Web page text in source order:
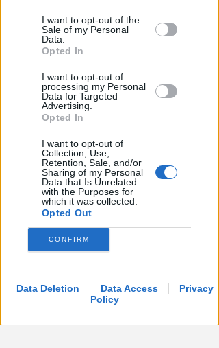
by us to third parties on the IAB’s List of
Downstream Participants that may
further disclose it to other third parties.
I want to opt-out of the
Sale of my Personal
Data.
Opted In
I want to opt-out of
processing my Personal
Data for Targeted
Advertising.
Opted In
I want to opt-out of
Collection, Use,
Retention, Sale, and/or
Sharing of my Personal
Data that Is Unrelated
with the Purposes for
which it was collected.
Opted Out
CONFIRM
Data Deletion Data Access
Privacy
Policy
MANUTENZIONE STRAORDINARIA
Rimini, riaperta la piazzetta
Decio Mercanti dopo i lavori di
riqualificazione
Redazione